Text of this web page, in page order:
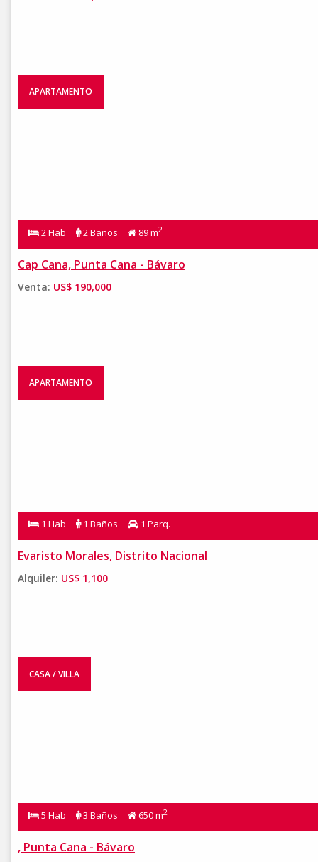
APARTAMENTO
2 Hab 2 Baños 89 m2
Cap Cana, Punta Cana - Bávaro
Venta: US$ 190,000
APARTAMENTO
1 Hab 1 Baños 1 Parq.
Evaristo Morales, Distrito Nacional
Alquiler: US$ 1,100
CASA / VILLA
5 Hab 3 Baños 650 m2
, Punta Cana - Bávaro